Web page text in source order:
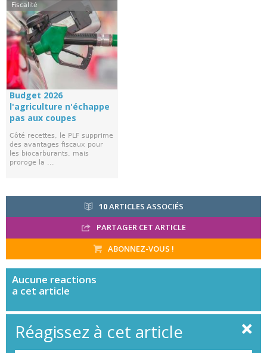
Fiscalité
Budget 2026
l'agriculture n'échappe
pas aux coupes
Côté recettes, le PLF supprime
des avantages fiscaux pour
les biocarburants, mais
proroge la ...
10ARTICLES ASSOCIÉS
PARTAGER CET ARTICLE
ABONNEZ-VOUS !
Aucune reactions
a cet article
Réagissez à cet article